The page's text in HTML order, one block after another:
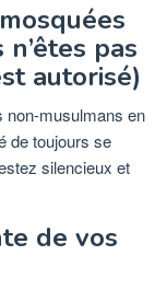
pas
autorisé)
non-musulmans en
de toujours se
silencieux et
de vos